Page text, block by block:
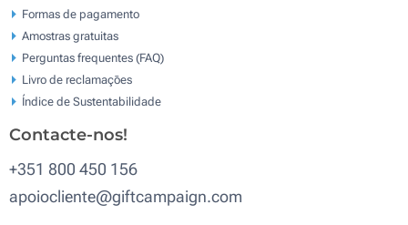
Formas de pagamento
Amostras gratuitas
Perguntas frequentes (FAQ)
Livro de reclamaçōes
Índice de Sustentabilidade
Contacte-nos!
+351 800 450 156
apoiocliente@giftcampaign.com